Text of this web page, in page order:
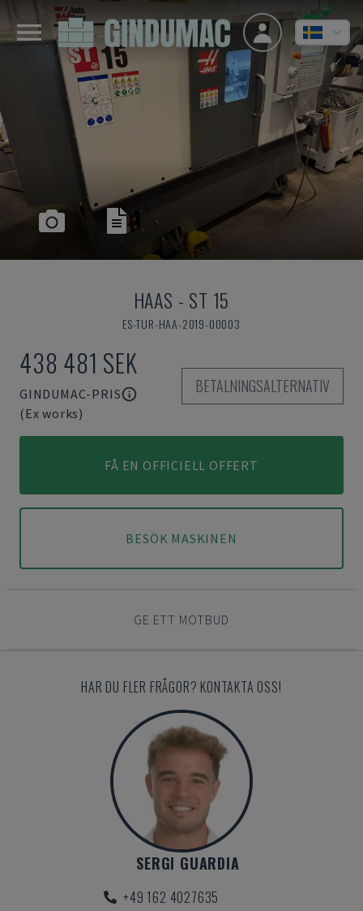
HAAS - ST 15
ES-TUR-HAA-2019-00003
438 481 SEK
GINDUMAC-PRIS
(Ex works)
BETALNINGSALTERNATIV
FÅ EN OFFICIELL OFFERT
BESÖK MASKINEN
GE ETT MOTBUD
HAR DU FLER FRÅGOR? KONTAKTA OSS!
SERGI GUARDIA
+49 162 4027635